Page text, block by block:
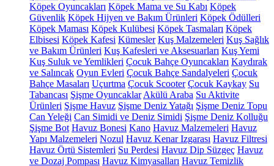
Köpek Oyuncakları Köpek Mama ve Su Kabı Köpek
Güvenlik Köpek Hijyen ve Bakım Ürünleri Köpek Ödülleri
Köpek Maması Köpek Kulübesi Köpek Tasmaları Köpek
Elbisesi Köpek Kafesi Kümesler Kuş Malzemeleri Kuş Sağlık
ve Bakım Ürünleri Kuş Kafesleri ve Aksesuarları Kuş Yemi
Kuş Suluk ve Yemlikleri Çocuk Bahçe Oyuncakları Kaydırak
ve Salıncak Oyun Evleri Çocuk Bahçe Sandalyeleri Çocuk
Bahçe Masaları Uçurtma Çocuk Scooter Çocuk Kaykay Su
Tabancası Şişme Oyuncaklar Akülü Araba Su Aktivite
Ürünleri Şişme Havuz Şişme Deniz Yatağı Şişme Deniz Topu
Can Yeleği Can Simidi ve Deniz Simidi Şişme Deniz Kolluğu
Şişme Bot Havuz Bonesi Kano Havuz Malzemeleri Havuz
Yapı Malzemeleri Nozul Havuz Kenar Izgarası Havuz Filtresi
Havuz Örtü Sistemleri Su Perdesi Havuz Dip Süzgeç Havuz
ve Dozaj Pompası Havuz Kimyasalları Havuz Temizlik